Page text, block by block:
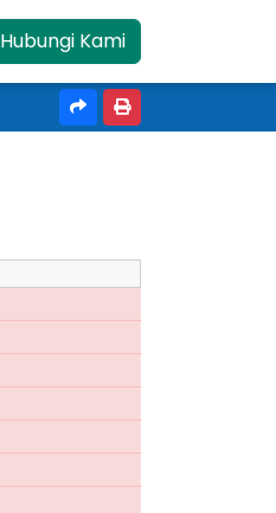
Hubungi Kami